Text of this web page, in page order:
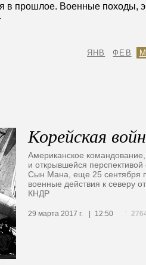
в прошлое. Военные походы,
ЯНВ ФЕВ
Корейская
Американское
и открывшейся
Сын Мана, еще 25 сентября
военные действия к северу
КНДР
29 марта 2017 г. 12:50